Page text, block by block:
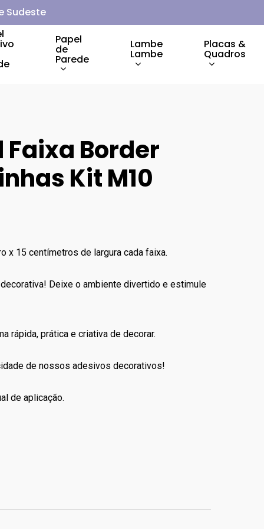
Sudeste
Papel
de
Parede
Lambe
Lambe
Placas &
Quadros
Border
Kit M10
x 15 centímetros de largura cada faixa.
Deixe o ambiente divertido e estimule
rápida, prática e criativa de decorar.
de nossos adesivos decorativos!
de aplicação.